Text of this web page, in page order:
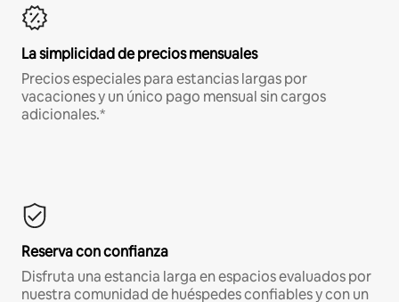
La simplicidad de precios mensuales
Precios especiales para estancias largas por
vacaciones y un único pago mensual sin cargos
adicionales.*
Reserva con confianza
Disfruta una estancia larga en espacios evaluados por
nuestra comunidad de huéspedes confiables y con un